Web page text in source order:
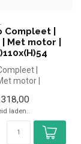
|
Met motor |
|
motor |
laden..